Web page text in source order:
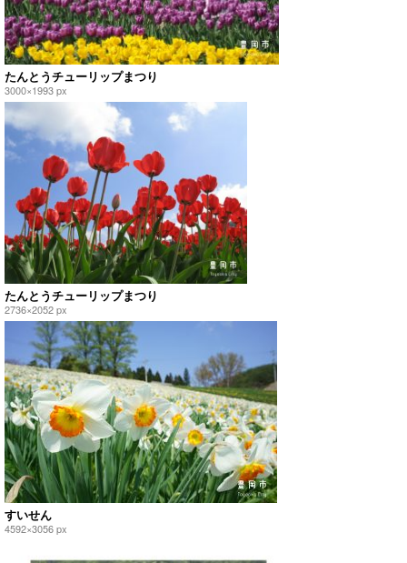
たんとうチューリップまつり
3000×1993 px
たんとうチューリップまつり
2736×2052 px
すいせん
4592×3056 px